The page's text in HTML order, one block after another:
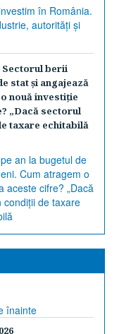
Sectorul berii
stat şi angajează
nouă investiţie
„Dacă sectorul
taxare echitabilă